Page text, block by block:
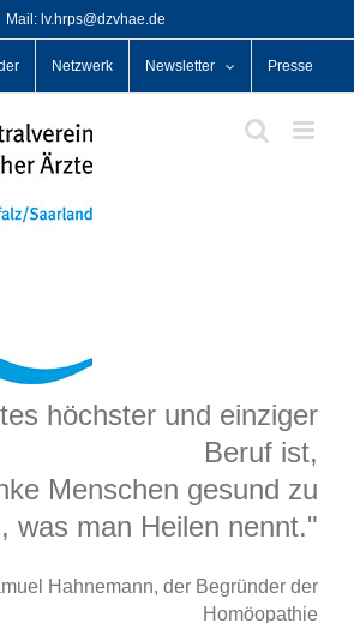
Mail: lv.hrps@dzvhae.de
Netzwerk Newsletter Presse
höchster und einziger
Beruf ist,
Menschen gesund zu
was man Heilen nennt."
Hahnemann, der Begründer der
Homöopathie